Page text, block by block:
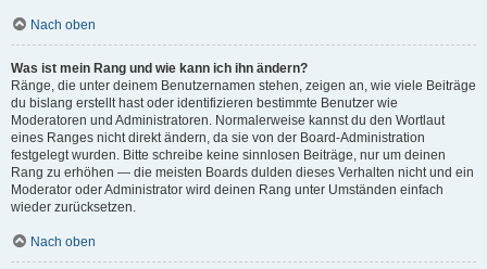
Nach oben
Was ist mein Rang und wie kann ich ihn ändern?
Ränge, die unter deinem Benutzernamen stehen, zeigen an, wie viele Beiträge
du bislang erstellt hast oder identifizieren bestimmte Benutzer wie
Moderatoren und Administratoren. Normalerweise kannst du den Wortlaut
eines Ranges nicht direkt ändern, da sie von der Board-Administration
festgelegt wurden. Bitte schreibe keine sinnlosen Beiträge, nur um deinen
Rang zu erhöhen — die meisten Boards dulden dieses Verhalten nicht und ein
Moderator oder Administrator wird deinen Rang unter Umständen einfach
wieder zurücksetzen.
Nach oben